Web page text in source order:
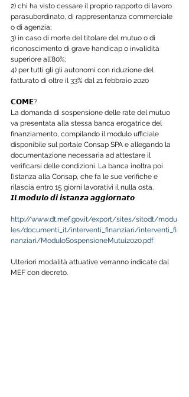
2) chi ha visto cessare il proprio rapporto di lavoro
parasubordinato, di rappresentanza commerciale
o di agenzia;
3) in caso di morte del titolare del mutuo o di
riconoscimento di grave handicap o invalidità
superiore all’80%;
4) per tutti gli gli autonomi con riduzione del
fatturato di oltre il 33% dal 21 febbraio 2020
𝗖𝗢𝗠𝗘?
La domanda di sospensione delle rate del mutuo
va presentata alla stessa banca erogatrice del
finanziamento, compilando il modulo ufficiale
disponibile sul portale Consap SPA e allegando la
documentazione necessaria ad attestare il
verificarsi delle condizioni. La banca inoltra poi
l’istanza alla Consap, che fa le sue verifiche e
rilascia entro 15 giorni lavorativi il nulla osta.
𝙄𝙡 𝙢𝙤𝙙𝙪𝙡𝙤 𝙙𝙞 𝙞𝙨𝙩𝙖𝙣𝙯𝙖 𝙖𝙜𝙜𝙞𝙤𝙧𝙣𝙖𝙩𝙤
http://www.dt.mef.gov.it/export/sites/sitodt/modu
les/documenti_it/interventi_finanziari/interventi_fi
nanziari/ModuloSospensioneMutui2020.pdf
Ulteriori modalità attuative verranno indicate dal
MEF con decreto.